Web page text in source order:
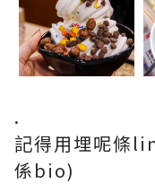
.
記得用埋呢條
係bio)